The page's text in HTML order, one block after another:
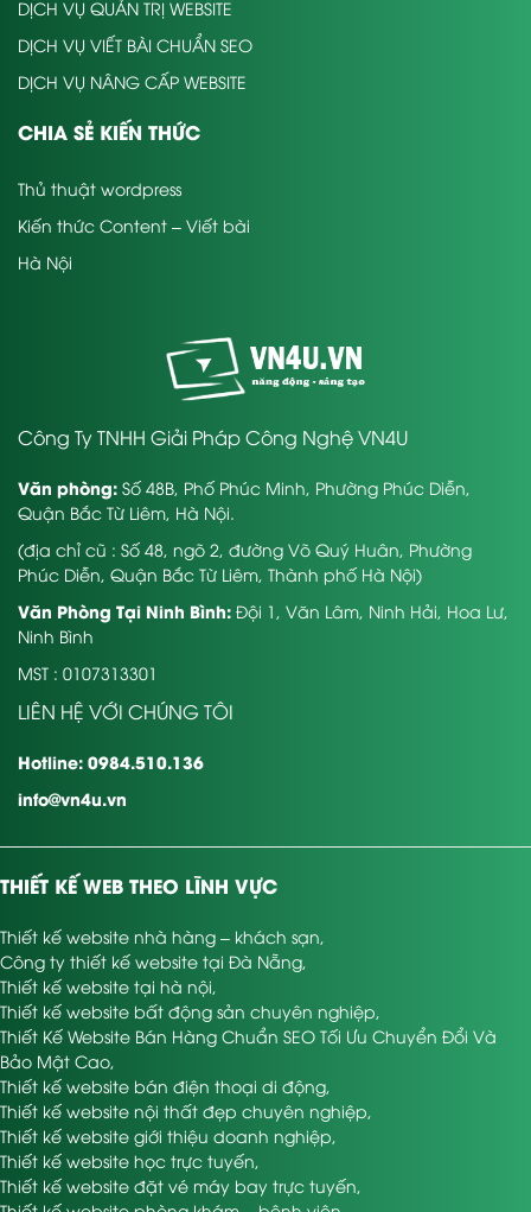
DỊCH VỤ QUẢN TRỊ WEBSITE
DỊCH VỤ VIẾT BÀI CHUẨN SEO
DỊCH VỤ NÂNG CẤP WEBSITE
CHIA SẺ KIẾN THỨC
Thủ thuật wordpress
Kiến thức Content – Viết bài
Hà Nội
Công Ty TNHH Giải Pháp Công Nghệ VN4U
Văn phòng: Số 48B, Phố Phúc Minh, Phường Phúc Diễn,
Quận Bắc Từ Liêm, Hà Nội.
(địa chỉ cũ : Số 48, ngõ 2, đường Võ Quý Huân, Phường
Phúc Diễn, Quận Bắc Từ Liêm, Thành phố Hà Nội)
Văn Phòng Tại Ninh Bình: Đội 1, Văn Lâm, Ninh Hải, Hoa Lư,
Ninh Bình
MST : 0107313301
LIÊN HỆ VỚI CHÚNG TÔI
Hotline: 0984.510.136
info@vn4u.vn
THIẾT KẾ WEB THEO LĨNH VỰC
Thiết kế website nhà hàng – khách sạn,
Công ty thiết kế website tại Đà Nẵng,
Thiết kế website tại hà nội,
Thiết kế website bất động sản chuyên nghiệp,
Thiết Kế Website Bán Hàng Chuẩn SEO Tối Ưu Chuyển Đổi Và
Bảo Mật Cao,
Thiết kế website bán điện thoại di động,
Thiết kế website nội thất đẹp chuyên nghiệp,
Thiết kế website giới thiệu doanh nghiệp,
Thiết kế website học trực tuyến,
Thiết kế website đặt vé máy bay trực tuyến,